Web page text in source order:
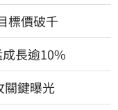
標價破千
長逾10%
鍵曝光